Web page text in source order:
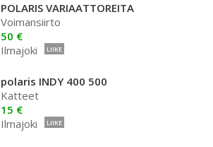
POLARIS VARIAATTOREITA
Voimansiirto
50 €
Ilmajoki
LIIKE
polaris INDY 400 500
Katteet
15 €
Ilmajoki
LIIKE